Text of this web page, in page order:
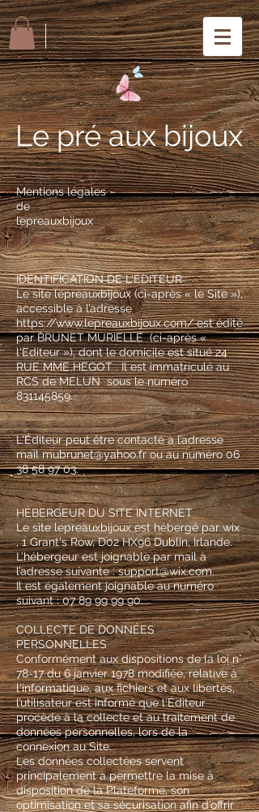
Le pré aux bijoux
Mentions légales
de
lepreauxbijoux
IDENTIFICATION DE L'ÉDITEUR
Le site lepreauxbijoux (ci-après « le Site »),
accessible à l’adresse
https://www.lepreauxbijoux.com/est édité
par BRUNET MURIELLE (ci-après «
l'Editeur »), dont le domicile est situé 24
RUE MME HEGOT . Il est immatriculé au
RCS de MELUN sous le numéro
831145859.
L'Éditeur peut être contacté à l’adresse
mailmubrunet@yahoo.frou au numéro06
38 58 97 03.
HÉBERGEUR DU SITE INTERNET
Le site lepreauxbijoux est hébergé par wix
, 1 Grant's Row, D02 HX96 Dublin, Irlande.
L’hébergeur est joignable par mail à
l’adresse suivante :support@wix.com.
Il est également joignable au numéro
suivant :07 89 99 99 90.
COLLECTE DE DONNÉES
PERSONNELLES
Conformément aux dispositions de la loi n°
78-17 du 6 janvier 1978 modifiée, relative à
l'informatique, aux fichiers et aux libertés,
l’utilisateur est informé que l'Éditeur
procède à la collecte et au traitement de
données personnelles, lors de la
connexion au Site.
Les données collectées servent
principalement à permettre la mise à
disposition de la Plateforme, son
optimisation et sa sécurisation afin d’offrir